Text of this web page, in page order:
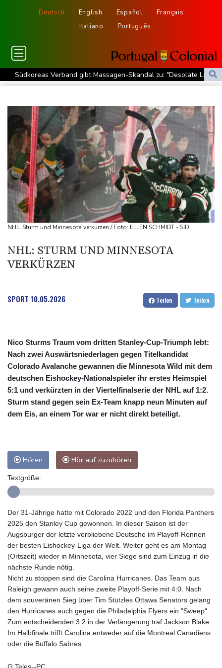
Deutsch English Español
Français
Italiano
Português
Südkoreas Verband gibt Massagen-Skandal zu: "Desolate Lage"
Größer als alle bisherigen US-Anlagen: Amazon finanziert für
Nächste Pleite im Leagues Cup für Müller und Vancouver
Nowotny sieht Klopp als mögliche Stütze im Jugendbereich
Bayer-Boss Carro: "Wir wollen Titel gewinnen"
Bericht: EU importiert wieder mehr Flüssiggas aus Russland
Militärverwaltung: Mindestens drei Tote durch russische Angriffe
in Region Kiew
BUND kritisiert Lockerung von Sonntagsfahrverbot für Lkw - BDI
begrüßt es
Kolumbien: Neuer Präsident kündigt "unermüdlichen" Kampf
BUND kritisiert Lockerung von Sonn- und Feiertagsfahrverbot für
Lastwagen
NHL: Sturm und Minnesota verkürzen / Foto: ELLEN SCHMIDT - SID
NHL: STURM UND MINNESOTA
VERKÜRZEN
SPORT 10.05.2026 Teilen Teilen
Nico Sturms Traum vom dritten Stanley-Cup-Triumph lebt:
Nach zwei Auswärtsniederlagen gegen Titelkandidat
Colorado Avalanche gewannen die Minnesota Wild mit dem
deutschen Eishockey-Nationalspieler ihr erstes Heimspiel
5:1 und verkürzten in der Viertelfinalserie der NHL auf 1:2.
Sturm stand gegen sein Ex-Team knapp neun Minuten auf
dem Eis, an einem Tor war er nicht direkt beteiligt.
Hören Hör auf zuzuhören
Textgröße:
Der 31-Jährige hatte mit Colorado 2022 und den Florida Panthers
2025 den Stanley Cup gewonnen. In dieser Saison ist der
Augsburger der letzte verbliebene Deutsche im Playoff-Rennen
der besten Eishockey-Liga der Welt. Weiter geht es am Montag
(Ortszeit) wieder in Minnesota, vier Siege sind zum Einzug in die
nächste Runde nötig.
Nicht zu stoppen sind die Carolina Hurricanes. Das Team aus
Raleigh gewann auch seine zweite Playoff-Serie mit 4:0. Nach
dem souveränen Sieg über Tim Stützles Ottawa Senators gelang
den Hurricanes auch gegen die Philadelphia Flyers ein "Sweep".
Zum entscheidenden 3:2 in der Verlängerung traf Jackson Blake.
Im Halbfinale trifft Carolina entweder auf die Montreal Canadiens
oder die Buffalo Sabres.